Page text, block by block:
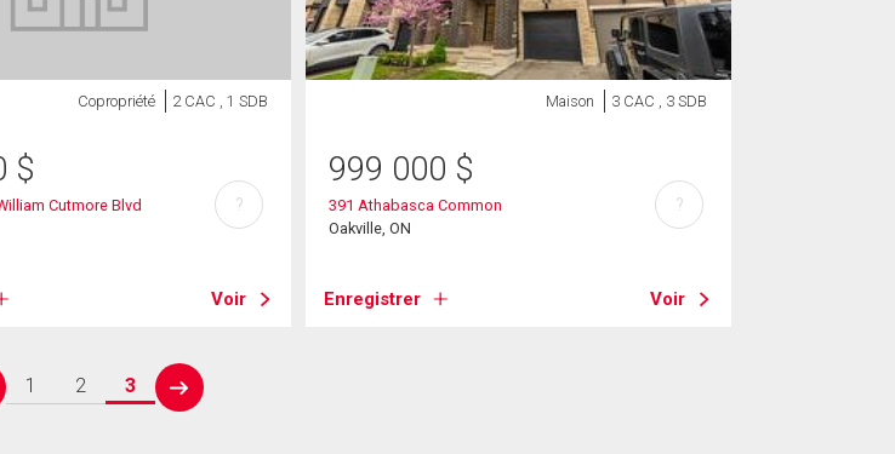
Copropriété 2 CAC , 1 SDB
$
Cutmore Blvd
Voir
?
Maison 3 CAC , 3 SDB
999 000 $
391 Athabasca Common
Oakville, ON
Enregistrer Voir
?
1 2 3
next